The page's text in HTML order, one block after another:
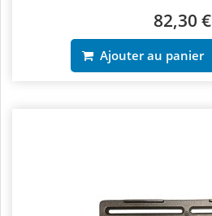
82,30 €
Ajouter au panier